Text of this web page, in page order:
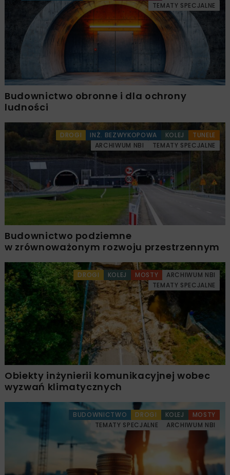
TEMATY SPECJALNE
Budownictwo obronne i dla ochrony
ludności
DROGI INŻ. BEZWYKOPOWA KOLEJ
TUNELE
ARCHIWUM NBI
TEMATY SPECJALNE
Budownictwo podziemne
w zrównoważonym rozwoju przestrzennym
DROGI KOLEJ MOSTY
ARCHIWUM NBI
TEMATY SPECJALNE
Obiekty inżynierii komunikacyjnej wobec
wyzwań klimatycznych
BUDOWNICTWO DROGI KOLEJ
MOSTY
TEMATY SPECJALNE
ARCHIWUM NBI